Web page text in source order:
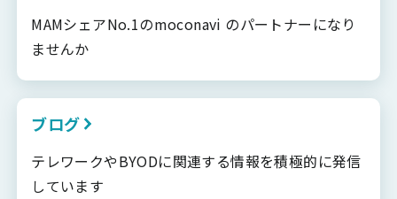
MAMシェアNo.1のmoconavi のパートナーになり
ませんか
ブログ
テレワークやBYODに関連する情報を積極的に発信
しています